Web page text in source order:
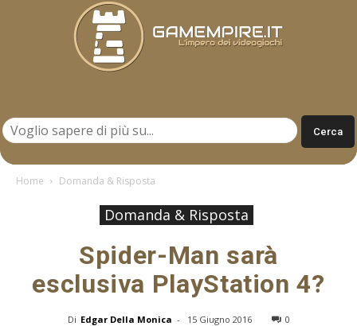
Home Domanda & Risposta
Domanda & Risposta
Spider-Man sarà
esclusiva PlayStation 4?
Di Edgar Della Monica - 15 Giugno 2016 0